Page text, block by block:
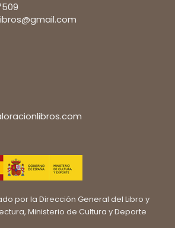
por la Dirección General del Libro y
Ministerio de Cultura y Deporte